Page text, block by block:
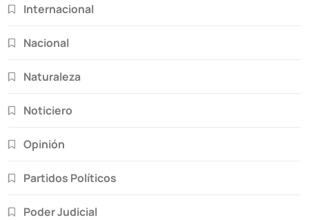
Internacional
Nacional
Naturaleza
Noticiero
Opinión
Partidos Políticos
Poder Judicial